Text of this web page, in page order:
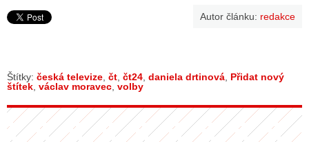
Autor článku: redakce
Štítky: česká televize čt čt24 daniela drtinová Přidat nový
štítek václav moravec volby